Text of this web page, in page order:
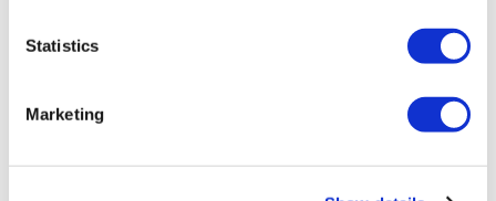
Statistics
Marketing
All-on-6 Türkei
Beliebte Kliniken
Luna Klinik